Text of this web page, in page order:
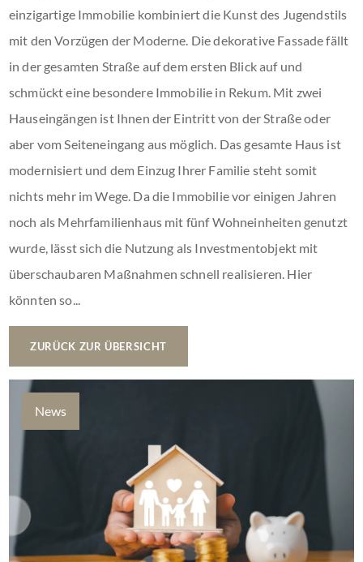
einzigartige Immobilie kombiniert die Kunst des Jugendstils
mit den Vorzügen der Moderne. Die dekorative Fassade fällt
in der gesamten Straße auf dem ersten Blick auf und
schmückt eine besondere Immobilie in Rekum. Mit zwei
Hauseingängen ist Ihnen der Eintritt von der Straße oder
aber vom Seiteneingang aus möglich. Das gesamte Haus ist
modernisiert und dem Einzug Ihrer Familie steht somit
nichts mehr im Wege. Da die Immobilie vor einigen Jahren
noch als Mehrfamilienhaus mit fünf Wohneinheiten genutzt
wurde, lässt sich die Nutzung als Investmentobjekt mit
überschaubaren Maßnahmen schnell realisieren. Hier
könnten so...
ZURÜCK ZUR ÜBERSICHT
News